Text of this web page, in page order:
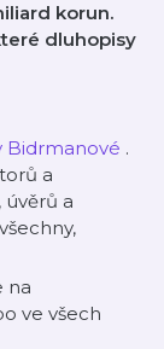
korun.
dluhopisy
Bidrmanové .
a
a
na
ve všech